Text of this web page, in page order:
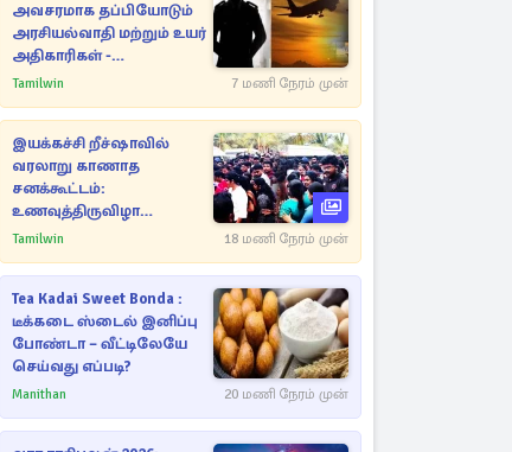
அவசரமாக தப்பியோடும்
அரசியல்வாதி மற்றும் உயர்
அதிகாரிகள் -
ஆதாரங்களுடன்
புலனாய்வாளர்கள்
Tamilwin 7 மணி நேரம் முன்
இயக்கச்சி றீச்ஷாவில்
வரலாறு காணாத
சனக்கூட்டம்:
உணவுத்திருவிழா
இடைநிறுத்தம்
Tamilwin 18 மணி நேரம் முன்
Tea Kadai Sweet Bonda :
டீக்கடை ஸ்டைல் இனிப்பு
போண்டா – வீட்டிலேயே
செய்வது எப்படி?
Manithan 20 மணி நேரம் முன்